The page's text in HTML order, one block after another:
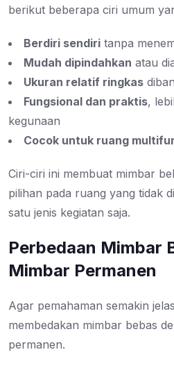
berikut beberapa ciri umum
Berdiri sendiri tanpa
Mudah dipindahkan atau
Ukuran relatif ringkas
Fungsional dan praktis,
kegunaan
Cocok untuk ruang
Ciri-ciri ini membuat mimbar
pilihan pada ruang yang tidak
satu jenis kegiatan saja.
Perbedaan Mimbar
Mimbar Permanen
Agar pemahaman semakin
membedakan mimbar bebas
permanen.